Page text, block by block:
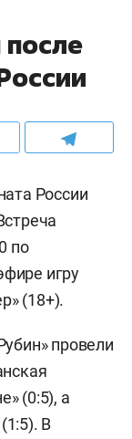
России
по
игру
(18+).
провели
(0:5), а
В